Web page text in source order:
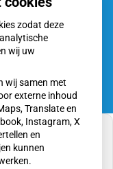
zodat deze
wij uw
wij samen met
externe inhoud
Translate en
Instagram, X
en
kunnen